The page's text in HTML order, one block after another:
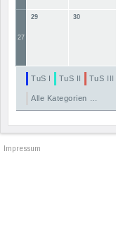
27
29 30
TuS I TuS II TuS III
Alle Kategorien ...
Impressum